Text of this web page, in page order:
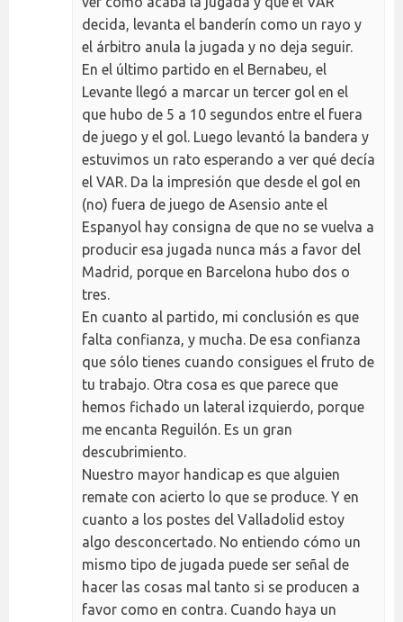
decida, levanta el banderín como un rayo y
el árbitro anula la jugada y no deja seguir.
En el último partido en el Bernabeu, el
Levante llegó a marcar un tercer gol en el
que hubo de 5 a 10 segundos entre el fuera
de juego y el gol. Luego levantó la bandera y
estuvimos un rato esperando a ver qué decía
el VAR. Da la impresión que desde el gol en
(no) fuera de juego de Asensio ante el
Espanyol hay consigna de que no se vuelva a
producir esa jugada nunca más a favor del
Madrid, porque en Barcelona hubo dos o
tres.
En cuanto al partido, mi conclusión es que
falta confianza, y mucha. De esa confianza
que sólo tienes cuando consigues el fruto de
tu trabajo. Otra cosa es que parece que
hemos fichado un lateral izquierdo, porque
me encanta Reguilón. Es un gran
descubrimiento.
Nuestro mayor handicap es que alguien
remate con acierto lo que se produce. Y en
cuanto a los postes del Valladolid estoy
algo desconcertado. No entiendo cómo un
mismo tipo de jugada puede ser señal de
hacer las cosas mal tanto si se producen a
favor como en contra. Cuando haya un